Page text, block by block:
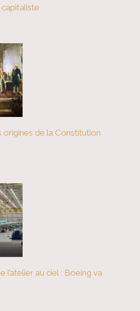
capitaliste
origines de la Constitution
l’atelier au ciel : Boeing va